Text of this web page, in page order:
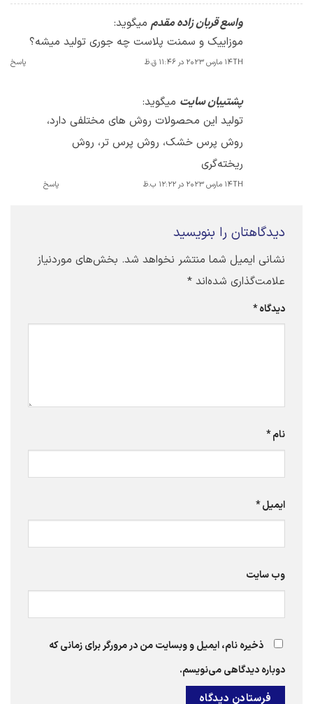
واسع قربان زاده مقدم میگوید:
موزاییک و سمنت پلاست چه جوری تولید میشه؟
14TH مارس 2023 در 11:46 ق.ظ پاسخ
پشتیبان سایت میگوید:
تولید این محصولات روش های مختلفی دارد،
روش پرس خشک، روش پرس تر، روش
ریخته‌گری
14TH مارس 2023 در 12:22 ب.ظ پاسخ
دیدگاهتان را بنویسید
نشانی ایمیل شما منتشر نخواهد شد. بخش‌های موردنیاز
علامت‌گذاری شده‌اند *
دیدگاه*
نام*
ایمیل*
وب‌ سایت
ذخیره نام، ایمیل و وبسایت من در مرورگر برای زمانی که
دوباره دیدگاهی می‌نویسم.